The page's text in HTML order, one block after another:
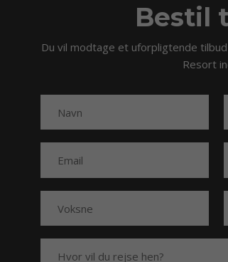
Bestil
Du vil modtage et uforpligtende
Resort